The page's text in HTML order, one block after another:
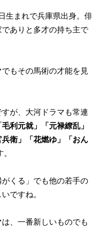
生まれで兵庫県出身。俳
ありと多才の持ち主で
もその馬術の才能を見
が、大河ドラマも常連
利元就」「元禄繚乱」
兵衛」「花燃ゆ」「おん
くる」でも他の若手の
ですね。
、一番新しいものでも